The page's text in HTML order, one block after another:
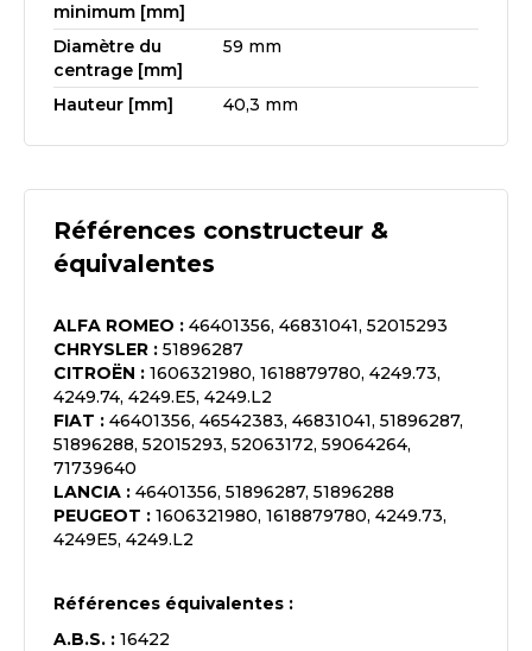
minimum [mm]
Diamètre du
centrage [mm]
59 mm
Hauteur [mm] 40,3 mm
Références constructeur &
équivalentes
ALFA ROMEO : 46401356, 46831041, 52015293
CHRYSLER : 51896287
CITROËN : 1606321980, 1618879780, 4249.73,
4249.74, 4249.E5, 4249.L2
FIAT : 46401356, 46542383, 46831041, 51896287,
51896288, 52015293, 52063172, 59064264,
71739640
LANCIA : 46401356, 51896287, 51896288
PEUGEOT : 1606321980, 1618879780, 4249.73,
4249E5, 4249.L2
Références équivalentes :
A.B.S. : 16422